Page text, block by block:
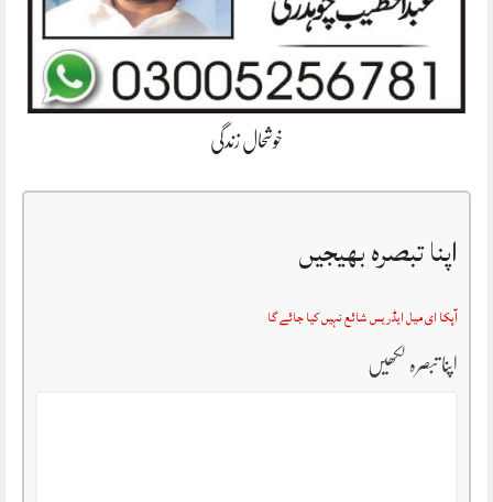
خوشحال زندگی
اپنا تبصرہ بھیجیں
آپکا ای میل ایڈریس شائع نہیں کیا جائے گا
اپنا تبصرہ لکھیں